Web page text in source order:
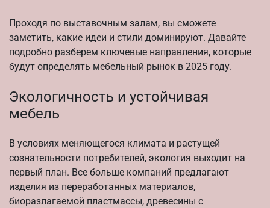
Проходя по выставочным залам, вы сможете
заметить, какие идеи и стили доминируют. Давайте
подробно разберем ключевые направления, которые
будут определять мебельный рынок в 2025 году.
Экологичность и устойчивая
мебель
В условиях меняющегося климата и растущей
сознательности потребителей, экология выходит на
первый план. Все больше компаний предлагают
изделия из переработанных материалов,
биоразлагаемой пластмассы, древесины с